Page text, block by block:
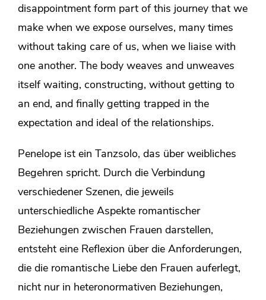
disappointment form part of this journey that we
make when we expose ourselves, many times
without taking care of us, when we liaise with
one another. The body weaves and unweaves
itself waiting, constructing, without getting to
an end, and finally getting trapped in the
expectation and ideal of the relationships.
Penelope ist ein Tanzsolo, das über weibliches
Begehren spricht. Durch die Verbindung
verschiedener Szenen, die jeweils
unterschiedliche Aspekte romantischer
Beziehungen zwischen Frauen darstellen,
entsteht eine Reflexion über die Anforderungen,
die die romantische Liebe den Frauen auferlegt,
nicht nur in heteronormativen Beziehungen,